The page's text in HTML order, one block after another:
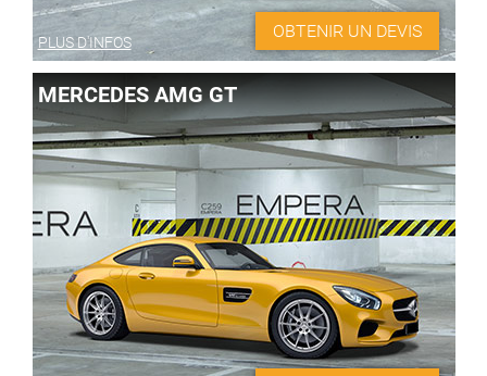
PLUS D'INFOS
OBTENIR UN DEVIS
MERCEDES AMG GT